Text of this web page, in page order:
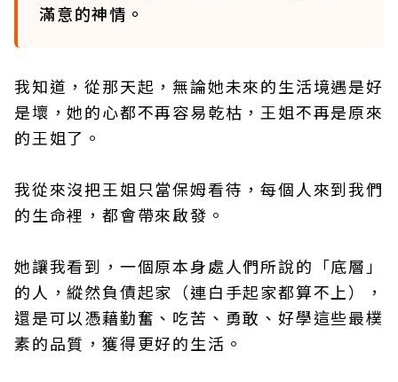
滿意的神情。
我知道，從那天起，無論她未來的生活境遇是好
是壞，她的心都不再容易乾枯，王姐不再是原來
的王姐了。
我從來沒把王姐只當保姆看待，每個人來到我們
的生命裡，都會帶來啟發。
她讓我看到，一個原本身處人們所說的「底層」
的人，縱然負債起家（連白手起家都算不上），
還是可以憑藉勤奮、吃苦、勇敢、好學這些最樸
素的品質，獲得更好的生活。